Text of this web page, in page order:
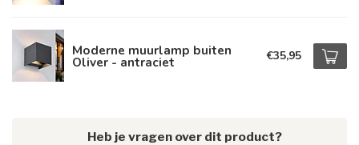
Moderne muurlamp buiten
Oliver - antraciet €35,95
Heb je vragen over dit product?